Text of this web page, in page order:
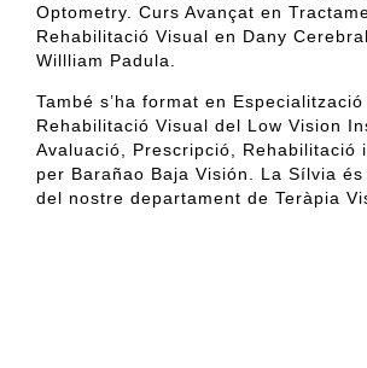
Optometry . Curs Avançat en
Rehabilitació Visual en Dany
Willliam Padula
També s’ha format en
Rehabilitació Visual del Low Vision
Avaluació, Prescripció, Rehabilitació
per Barañao Baja Visión
. La Sílvia
del nostre departament de Teràpia